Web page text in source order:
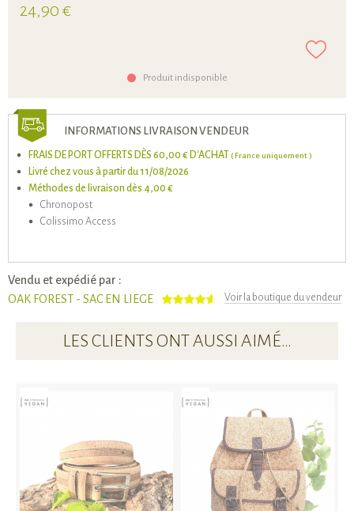
24,90 €
Produit indisponible
INFORMATIONS LIVRAISON VENDEUR
FRAIS DE PORT OFFERTS DÈS 60,00 € D'ACHAT ( France uniquement )
Livré chez vous à partir du 11/08/2026
Méthodes de livraison dès 4,00 €
Chronopost
Colissimo Access
Vendu et expédié par :
OAK FOREST - SAC EN LIEGE
Voir la boutique du vendeur
LES CLIENTS ONT AUSSI AIMÉ…